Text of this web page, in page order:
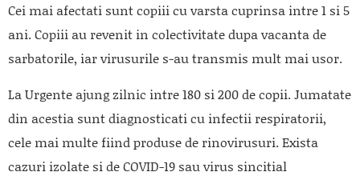
Cei mai afectati sunt copiii cu varsta cuprinsa intre 1 si 5
ani. Copiii au revenit in colectivitate dupa vacanta de
sarbatorile, iar virusurile s-au transmis mult mai usor.
La Urgente ajung zilnic intre 180 si 200 de copii. Jumatate
din acestia sunt diagnosticati cu infectii respiratorii,
cele mai multe fiind produse de rinovirusuri. Exista
cazuri izolate si de COVID-19 sau virus sincitial